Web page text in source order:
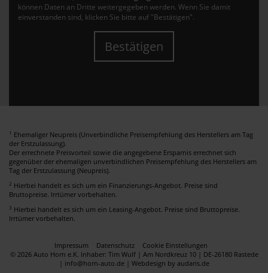
können Daten an Dritte weitergegeben werden. Wenn Sie damit
einverstanden sind, klicken Sie bitte auf "Bestätigen".
Bestätigen
1 Ehemaliger Neupreis (Unverbindliche Preisempfehlung des Herstellers am Tag
der Erstzulassung).
Der errechnete Preisvorteil sowie die angegebene Ersparnis errechnet sich
gegenüber der ehemaligen unverbindlichen Preisempfehlung des Herstellers am
Tag der Erstzulassung (Neupreis).
2 Hierbei handelt es sich um ein Finanzierungs-Angebot. Preise sind
Bruttopreise. Irrtümer vorbehalten.
3 Hierbei handelt es sich um ein Leasing-Angebot. Preise sind Bruttopreise.
Irrtümer vorbehalten.
Impressum Datenschutz
Cookie Einstellungen
© 2026 Auto Horn e.K. Inhaber: Tim Wulf | Am Nordkreuz 10 | DE-26180 Rastede
| info@horn-auto.de | Webdesign by audaris.de